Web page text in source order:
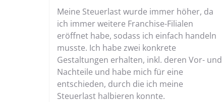
Meine Steuerlast wurde immer höher, da
ich immer weitere Franchise-Filialen
eröffnet habe, sodass ich einfach handeln
musste. Ich habe zwei konkrete
Gestaltungen erhalten, inkl. deren Vor- und
Nachteile und habe mich für eine
entschieden, durch die ich meine
Steuerlast halbieren konnte.